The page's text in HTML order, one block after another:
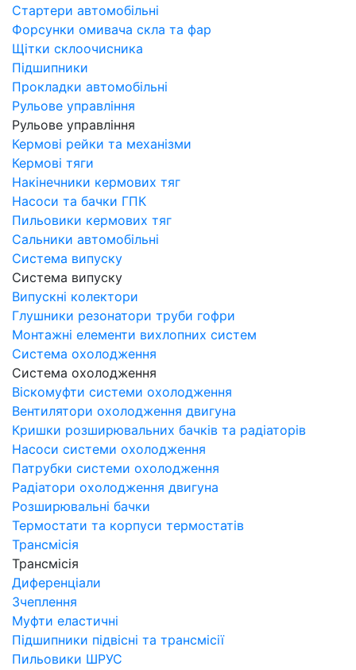
Стартери автомобільні
Форсунки омивача скла та фар
Щітки склоочисника
Підшипники
Прокладки автомобільні
Рульове управління
Рульове управління
Кермові рейки та механізми
Кермові тяги
Накінечники кермових тяг
Насоси та бачки ГПК
Пильовики кермових тяг
Сальники автомобільні
Система випуску
Система випуску
Випускні колектори
Глушники резонатори труби гофри
Монтажні елементи вихлопних систем
Система охолодження
Система охолодження
Віскомуфти системи охолодження
Вентилятори охолодження двигуна
Кришки розширювальних бачків та радіаторів
Насоси системи охолодження
Патрубки системи охолодження
Радіатори охолодження двигуна
Розширювальні бачки
Термостати та корпуси термостатів
Трансмісія
Трансмісія
Диференціали
Зчеплення
Муфти еластичні
Підшипники підвісні та трансмісії
Пильовики ШРУС